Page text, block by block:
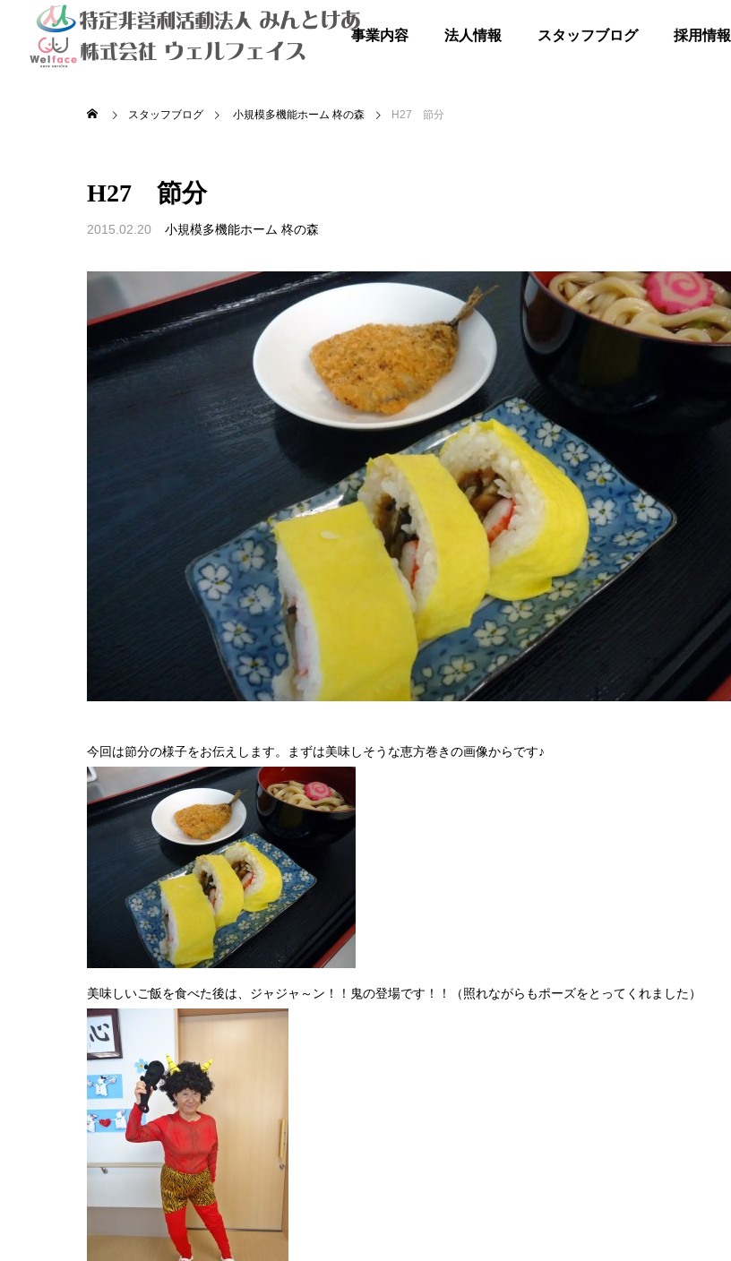
事業内容 法人情報 スタッフブログ 採用情報
秋のドライブ
高齢者等共同住宅 みんとの里
青空散髪
高齢者等共同住宅 みんとの里
合同花火
スタッフブログ 小規模多機能ホーム 柊の森 H27 節分
H27 節分
2015.02.20 小規模多機能ホーム 柊の森
今回は節分の様子をお伝えします。まずは美味しそうな恵方巻きの画像からです♪
美味しいご飯を食べた後は、ジャジャ～ン！！鬼の登場です！！（照れながらもポーズをとってくれました）